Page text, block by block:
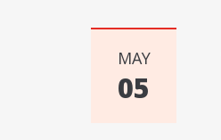
MAY
05